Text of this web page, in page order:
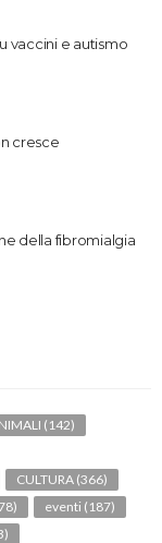
vaccini e autismo
cresce
della fibromialgia
(142)
CULTURA (366)
eventi (187)